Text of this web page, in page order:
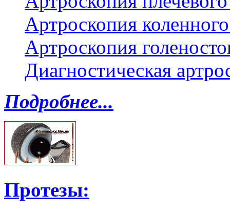
Артроскопия
Артроскопия
Диагностическая
Подробнее...
Протезы: